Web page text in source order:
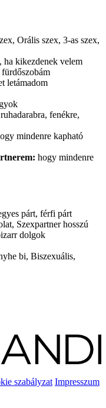
Orális szex, 3-as szex,
ha kikezdenek velem
letámadom
fenékre,
mindenre kapható
hogy mindenre
párt, férfi párt
Szexpartner hosszú
dolgok
bi, Biszexuális,
szabályzat Impresszum